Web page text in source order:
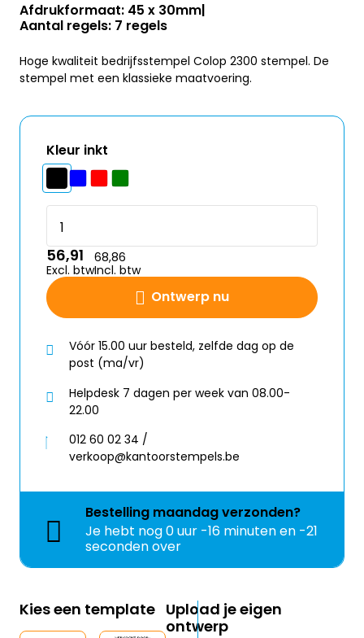
Afdrukformaat: 45 x 30mm
Aantal regels: 7 regels
Hoge kwaliteit bedrijfsstempel Colop 2300 stempel. De
stempel met een klassieke maatvoering.
Kleur inkt
Ontwerp nu
56,91
Excl. btw
68,86
Incl. btw
Vóór 15.00 uur besteld, zelfde dag op de
post (ma/vr)
Helpdesk 7 dagen per week van 08.00-
22.00
012 60 02 34 /
verkoop@kantoorstempels.be
Bestelling maandagverzonden?
Je hebt nog0 uur -16 minuten en
-22 seconden over
Kies een template Upload je eigen
ontwerp